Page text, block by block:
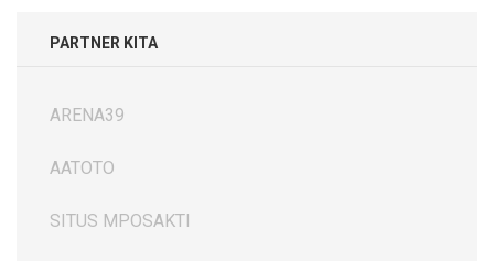
PARTNER KITA
ARENA39
AATOTO
SITUS MPOSAKTI